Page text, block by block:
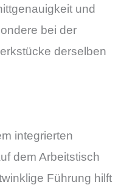
und
bei der
derselben
integrierten
dem Arbeitstisch
Führung hilft